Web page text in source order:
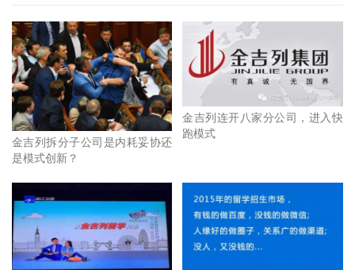
金吉列拆分子公司是内耗妥协还
是模式创新？
金吉列连开八家分公司，进入快
跑模式